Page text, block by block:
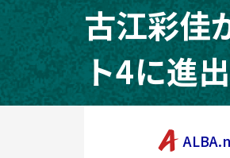
古江彩佳
ト4に進出